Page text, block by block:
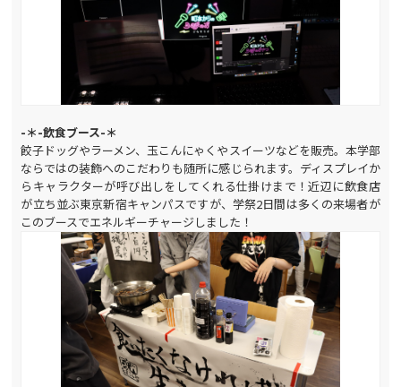
-＊-飲食ブース-＊
餃子ドッグやラーメン、玉こんにゃくやスイーツなどを販売。本学部
ならではの装飾へのこだわりも随所に感じられます。ディスプレイか
らキャラクターが呼び出しをしてくれる仕掛けまで！近辺に飲食店
が立ち並ぶ東京新宿キャンパスですが、学祭2日間は多くの来場者が
このブースでエネルギーチャージしました！